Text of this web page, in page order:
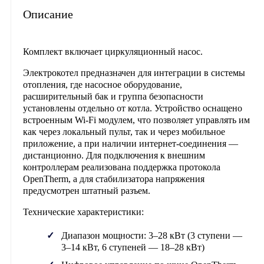
Описание
Комплект включает циркуляционный насос.
Электрокотел предназначен для интеграции в системы
отопления, где насосное оборудование,
расширительный бак и группа безопасности
установлены отдельно от котла. Устройство оснащено
встроенным Wi-Fi модулем, что позволяет управлять им
как через локальный пульт, так и через мобильное
приложение, а при наличии интернет-соединения —
дистанционно. Для подключения к внешним
контроллерам реализована поддержка протокола
OpenTherm, а для стабилизатора напряжения
предусмотрен штатный разъем.
Технические характеристики:
Диапазон мощности: 3–28 кВт (3 ступени —
3–14 кВт, 6 ступеней — 18–28 кВт)